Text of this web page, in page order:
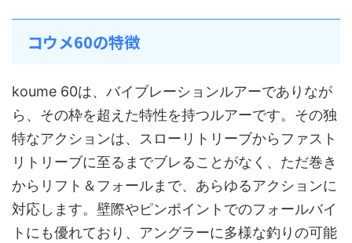
コウメ60の特徴
koume 60は、バイブレーションルアーでありなが
ら、その枠を超えた特性を持つルアーです。その独
特なアクションは、スローリトリーブからファスト
リトリーブに至るまでブレることがなく、ただ巻き
からリフト＆フォールまで、あらゆるアクションに
対応します。壁際やピンポイントでのフォールバイ
トにも優れており、アングラーに多様な釣りの可能